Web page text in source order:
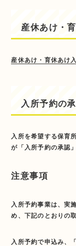
産休あけ・
産休あけ・育休あけ
入所予約の
入所を希望する保育
が「入所予約の承認
注意事項
入所予約事業は、実
め、下記のとおりの
入所予約で申込み、